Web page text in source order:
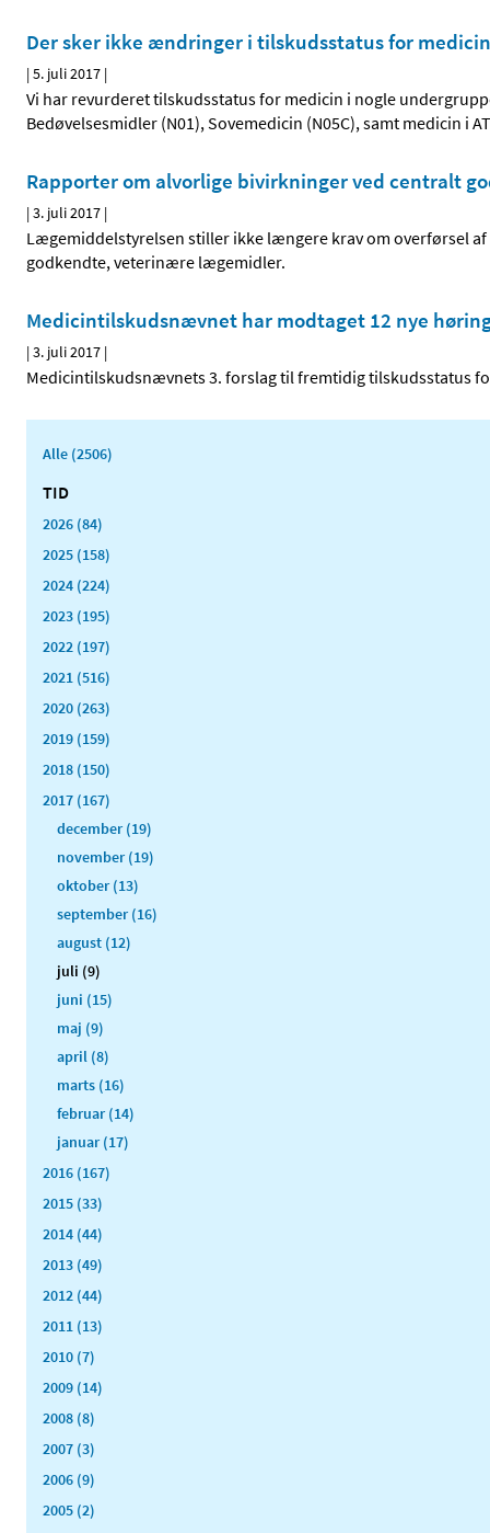
Der sker ikke ændringer i tilskudsstatus for
|5. juli 2017 |
Vi har revurderet tilskudsstatus for medicin i nogle
Bedøvelsesmidler (N01), Sovemedicin (N05C), samt medicin i
Rapporter om alvorlige bivirkninger ved centralt
|3. juli 2017 |
Lægemiddelstyrelsen stiller ikke længere krav om overførsel
godkendte, veterinære lægemidler.
Medicintilskudsnævnet har modtaget 12 nye
|3. juli 2017 |
Medicintilskudsnævnets 3. forslag til fremtidig tilskudsstatus
Alle (2506)
TID
2026 (84)
2025 (158)
2024 (224)
2023 (195)
2022 (197)
2021 (516)
2020 (263)
2019 (159)
2018 (150)
2017 (167)
december (19)
november (19)
oktober (13)
september (16)
august (12)
juli (9)
juni (15)
maj (9)
april (8)
marts (16)
februar (14)
januar (17)
2016 (167)
2015 (33)
2014 (44)
2013 (49)
2012 (44)
2011 (13)
2010 (7)
2009 (14)
2008 (8)
2007 (3)
2006 (9)
2005 (2)